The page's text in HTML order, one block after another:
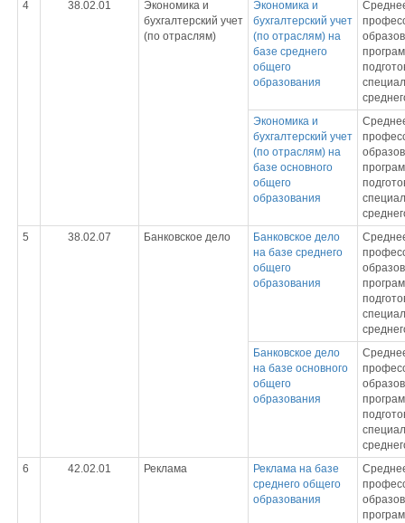
4
38.02.01
Экономика и
бухгалтерский учет
(по отраслям)
Экономика и
бухгалтерский учет
(по отраслям) на
базе среднего
общего
образования
Экономика и
бухгалтерский учет
(по отраслям) на
базе основного
общего
образования
5
38.02.07 Банковское дело
Банковское дело
на базе среднего
общего
образования
Банковское дело
на базе основного
общего
образования
6
42.02.01 Реклама
Реклама на базе
среднего общего
образования